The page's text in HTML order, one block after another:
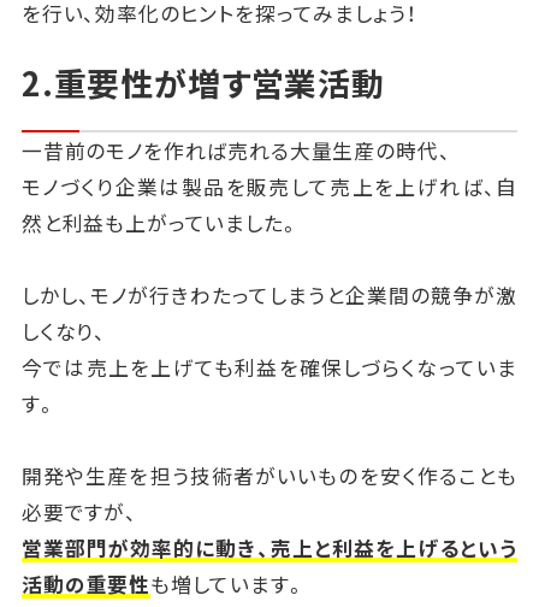
を行い、効率化のヒントを探ってみましょう！
2.重要性が増す営業活動
一昔前のモノを作れば売れる大量生産の時代、
モノづくり企業は製品を販売して売上を上げれば、自
然と利益も上がっていました。
しかし、モノが行きわたってしまうと企業間の競争が激
しくなり、
今では売上を上げても利益を確保しづらくなっていま
す。
開発や生産を担う技術者がいいものを安く作ることも
必要ですが、
営業部門が効率的に動き、売上と利益を上げるという
活動の重要性も増しています。